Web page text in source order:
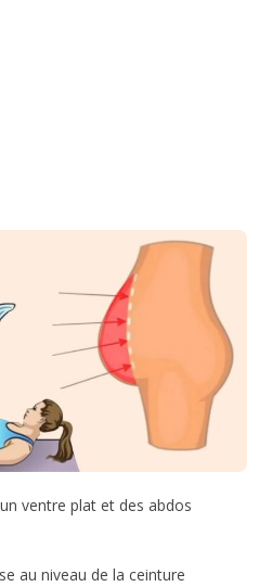
ventre plat et des abdos
au niveau de la ceinture